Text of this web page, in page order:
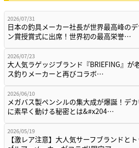
2026/07/31
日本の釣具メーカー社長が世界最高峰の
ン賞授賞式に出席！世界初の最高栄誉…
2026/07/23
大人気ラゲッジブランド『BRIEFING』が
ス釣りメーカーと再びコラボ…
2026/06/10
メガバス製ペンシルの集大成が爆誕！デ
に素早く動ける秘密とは&#x204…
2026/05/19
【激レア注意】大人気サーフブランドと